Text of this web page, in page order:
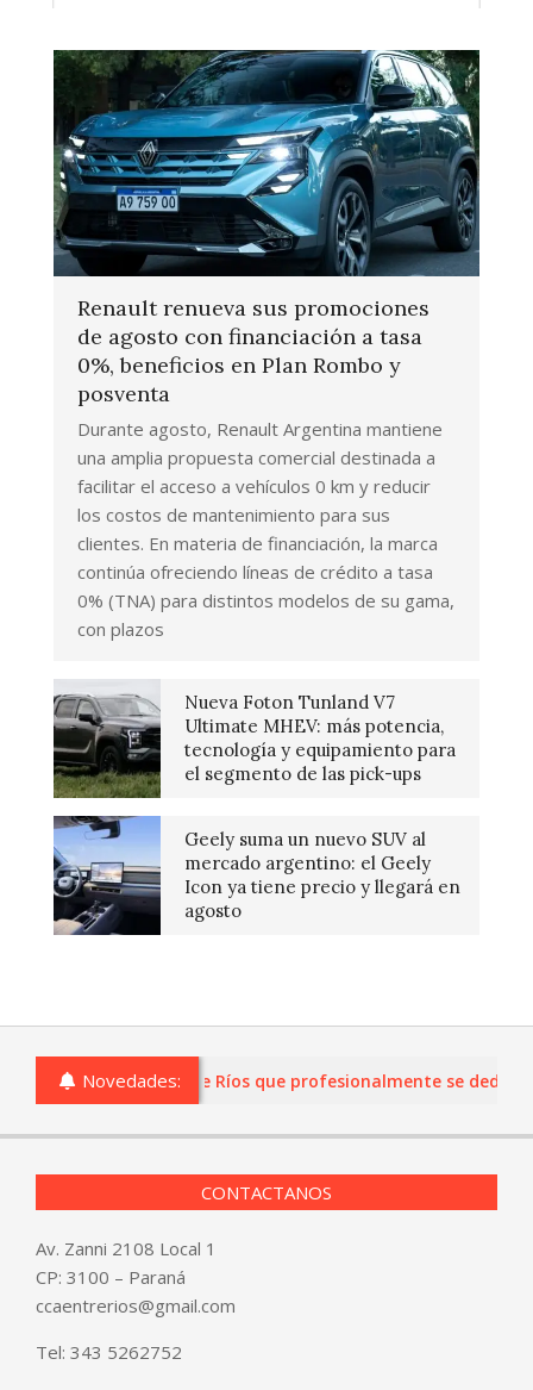
Renault renueva sus promociones
de agosto con financiación a tasa
0%, beneficios en Plan Rombo y
posventa
Durante agosto, Renault Argentina mantiene
una amplia propuesta comercial destinada a
facilitar el acceso a vehículos 0 km y reducir
los costos de mantenimiento para sus
clientes. En materia de financiación, la marca
continúa ofreciendo líneas de crédito a tasa
0% (TNA) para distintos modelos de su gama,
con plazos
Nueva Foton Tunland V7
Ultimate MHEV: más potencia,
tecnología y equipamiento para
el segmento de las pick-ups
Geely suma un nuevo SUV al
mercado argentino: el Geely
Icon ya tiene precio y llegará en
agosto
Novedades:
o comercios de Entre Ríos que profesionalmente se
CONTACTANOS
Av. Zanni 2108 Local 1
CP: 3100 – Paraná
ccaentrerios@gmail.com
Tel: 343 5262752